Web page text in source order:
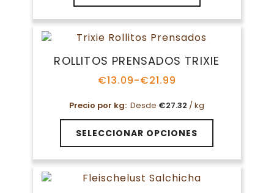
ROLLITOS PRENSADOS TRIXIE
€13.09-€21.99
Rango
precios:
desde
€13.09
hasta
Precio por kg: Desde €27.32 / kg
SELECCIONAR OPCIONES
Este
producto
tiene
múltiples
variantes.